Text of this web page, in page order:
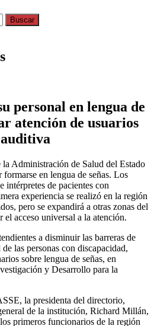
personal en lengua de
atención de usuarios
Administración de Salud del Estado
en lengua de señas. Los
intérpretes de pacientes con
experiencia se realizó en la región
pero se expandirá a otras zonas del
acceso universal a la atención.
a disminuir las barreras de
las personas con discapacidad,
sobre lengua de señas, en
y Desarrollo para la
la presidenta del directorio,
de la institución, Richard Millán,
primeros funcionarios de la región